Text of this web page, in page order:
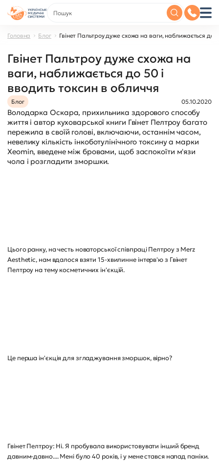
Головна Блог Гвінет Пальтроу дуже схожа на ваги, наближається до
Гвінет Пальтроу дуже схожа на
ваги, наближається до 50 і
вводить токсин в обличчя
Блог 05.10.2020
Володарка Оскара, прихильника здорового способу
життя і автор куховарської книги Гвінет Пелтроу багато
пережила в своїй голові, включаючи, останнім часом,
невелику кількість інкоботулінічного токсину а марки
Xeomin, введене між бровами, щоб заспокоїти м'язи
чола і розгладити зморшки.
Цього ранку, на честь новаторської співпраці Пелтроу з Merz
Aesthetic, нам вдалося взяти 15-хвилинне інтерв'ю з Гвінет
Пелтроу на тему косметичних ін'єкцій.
Це перша ін'єкція для згладжування зморшок, вірно?
Гвінет Пелтроу: Ні. Я пробувала використовувати інший бренд
давним-давно.... Мені було 40 років, і у мене стався напад паніки.